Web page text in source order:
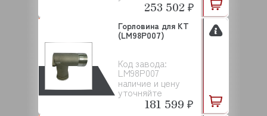
253 502 ₽
Код завода:
LM98P007
наличие и цену
уточняйте
Горловина для KT
(LM98P007)
181 599 ₽